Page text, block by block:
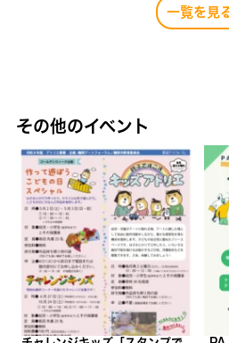
一覧を見
その他のイベント